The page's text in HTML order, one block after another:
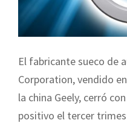
El fabricante sueco de
Corporation, vendido
la china Geely, cerró
positivo el tercer